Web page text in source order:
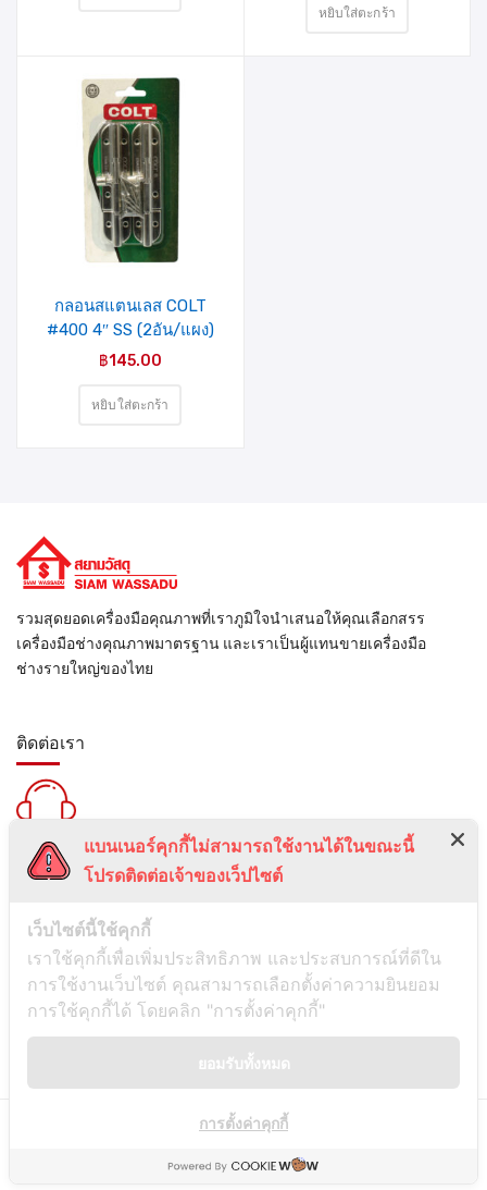
หยิบใส่ตะกร้า
รายการ
สินค้าที่
ชอบ
กลอนสแตนเลส COLT
#400 4″ SS (2อัน/แผง)
฿145.00
หยิบใส่ตะกร้า
รวมสุดยอดเครื่องมือคุณภาพที่เราภูมิใจนำเสนอให้คุณเลือกสรร
เครื่องมือช่างคุณภาพมาตรฐาน และเราเป็นผู้แทนขายเครื่องมือ
ช่างรายใหญ่ของไทย
ติดต่อเรา
สายด่วน :
099-5095739
เลขที่ 1 ซอยลาดพร้าว 24 แขวงจอมพล เขตจตุจักร กรุงเทพมหานคร
10900
ช่องทางการติดต่อ
Siamwassadu- All Rights Reserved - Powered by
THAITUMSTUDIO.
แบนเนอร์คุกกี้ไม่สามารถใช้งานได้ในขณะนี้
โปรดติดต่อเจ้าของเว็ปไซต์
เว็บไซต์นี้ใช้คุกกี้
เราใช้คุกกี้เพื่อเพิ่มประสิทธิภาพ และประสบการณ์ที่ดีใน
การใช้งานเว็บไซต์ คุณสามารถเลือกตั้งค่าความยินยอม
การใช้คุกกี้ได้ โดยคลิก "การตั้งค่าคุกกี้"
ยอมรับทั้งหมด
การตั้งค่าคุกกี้